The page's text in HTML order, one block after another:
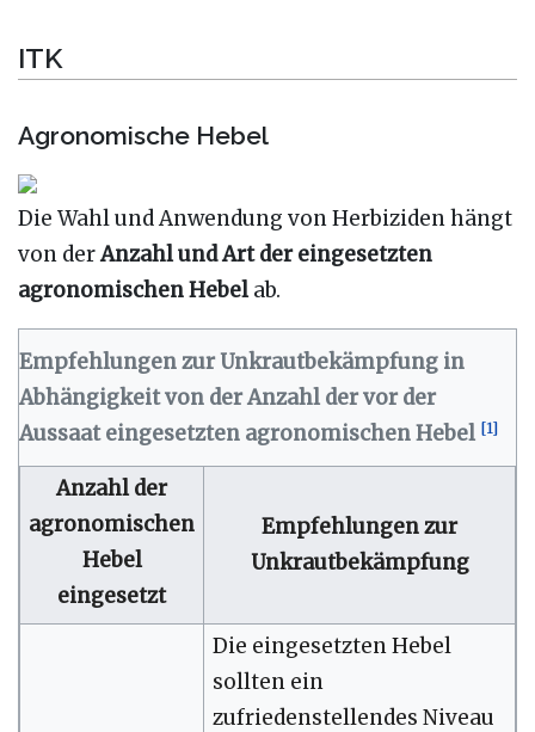
ITK
Agronomische Hebel
Die Wahl und Anwendung von Herbiziden hängt
von derAnzahl und Art der eingesetzten
agronomischen Hebelab.
Empfehlungen zur Unkrautbekämpfung in
Abhängigkeit von der Anzahl der vor der
Aussaat eingesetzten agronomischen Hebel [1]
Anzahl der
agronomischen
Hebel
eingesetzt
Empfehlungen zur
Unkrautbekämpfung
Die eingesetzten Hebel
sollten ein
zufriedenstellendes Niveau